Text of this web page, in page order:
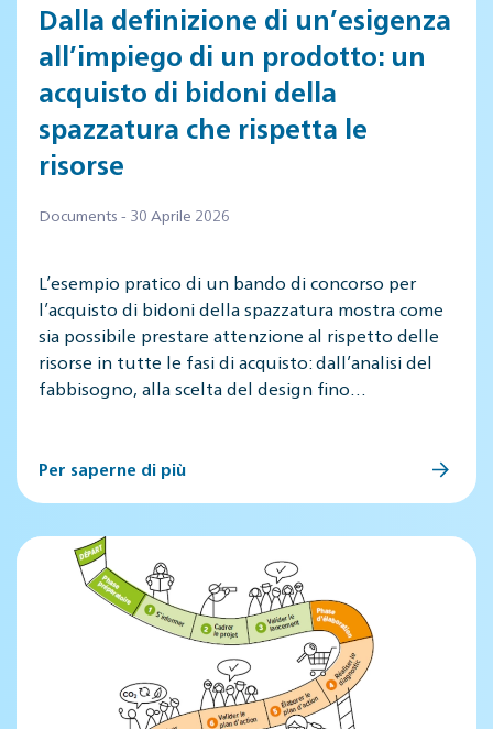
Dalla definizione di un’esigenza
all’impiego di un prodotto: un
acquisto di bidoni della
spazzatura che rispetta le
risorse
Documents - 30 Aprile 2026
L’esempio pratico di un bando di concorso per
l’acquisto di bidoni della spazzatura mostra come
sia possibile prestare attenzione al rispetto delle
risorse in tutte le fasi di acquisto: dall’analisi del
fabbisogno, alla scelta del design fino…
Per saperne di più